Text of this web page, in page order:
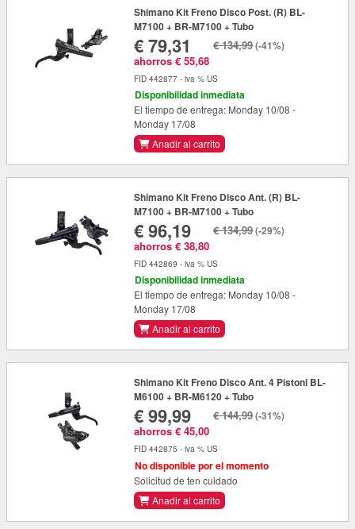
Shimano Kit Freno Disco Post. (R) BL-
M7100 + BR-M7100 + Tubo
€ 79,31
ahorros € 55,68
€ 134,99(-41%)
FID 442877 - iva % US
Disponibilidad inmediata
El tiempo de entrega: Monday 10/08 -
Monday 17/08
Anadir al carrito
Shimano Kit Freno Disco Ant. (R) BL-
M7100 + BR-M7100 + Tubo
€ 96,19
ahorros € 38,80
€ 134,99(-29%)
FID 442869 - iva % US
Disponibilidad inmediata
El tiempo de entrega: Monday 10/08 -
Monday 17/08
Anadir al carrito
Shimano Kit Freno Disco Ant. 4 Pistoni BL-
M6100 + BR-M6120 + Tubo
€ 99,99
ahorros € 45,00
€ 144,99(-31%)
FID 442875 - iva % US
No disponible por el momento
Solicitud de ten cuidado
Anadir al carrito